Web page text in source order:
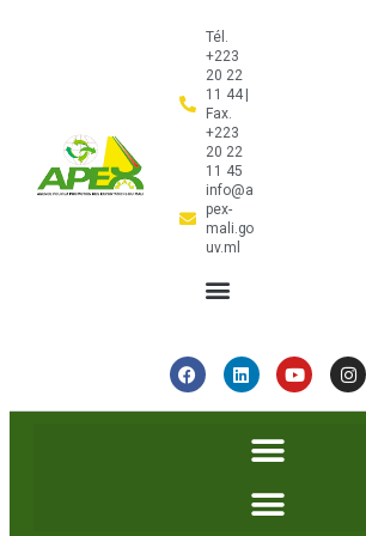
Tél.
+223
20 22
11 44 |
Fax.
+223
20 22
11 45
info@a
pex-
mali.go
uv.ml